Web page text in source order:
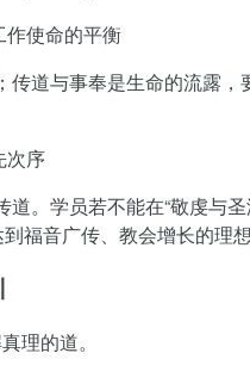
作使命的平衡
道与事奉是生命的流露，
次序
。学员若不能在“敬虔与
福音广传、教会增长的理
理的道。